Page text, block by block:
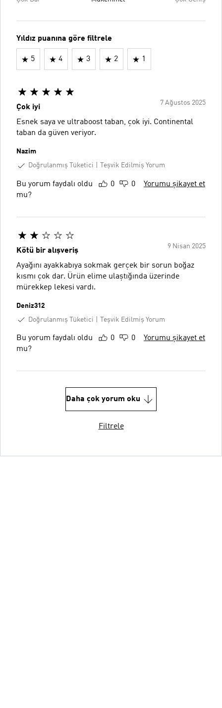
Yıldız puanına göre filtrele
5 4 3 2 1
7 Ağustos 2025
Çok iyi
Esnek saya ve ultraboost taban, çok iyi. Continental
taban da güven veriyor.
Nazim
Doğrulanmış Tüketici
Teşvik Edilmiş Yorum
Bu yorum faydalı oldu
mu?
0 0 Yorumu şikayet et
9 Nisan 2025
Kötü bir alışveriş
Ayağını ayakkabıya sokmak gerçek bir sorun boğaz
kısmı çok dar. Ürün elime ulaştığında üzerinde
mürekkep lekesi vardı.
Deniz312
Doğrulanmış Tüketici
Teşvik Edilmiş Yorum
Bu yorum faydalı oldu
mu?
0 0 Yorumu şikayet et
Daha çok yorum oku
Filtrele